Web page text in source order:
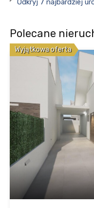
Odkryj 7 najbardziej
Polecane
Wyjątkowa oferta